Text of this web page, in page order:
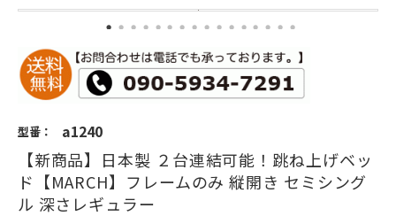
型番： a1240
【新商品】日本製 ２台連結可能！跳ね上げベッ
ド【MARCH】フレームのみ 縦開き セミシング
ル 深さレギュラー